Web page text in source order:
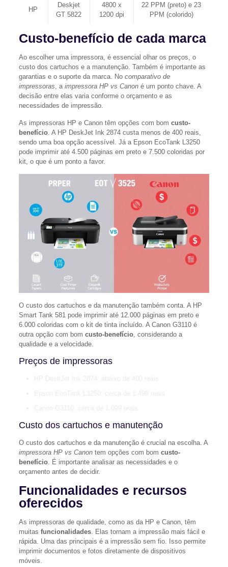
HP
Deskjet
GT 5822
4800 x
1200 dpi
22 PPM (preto) e 23
PPM (colorido)
Custo-benefício de cada marca
Ao escolher uma impressora, é essencial olhar os preços, o
custo dos cartuchos e a manutenção. Também é importante as
garantias e o suporte da marca. No comparativo de
impressoras , a impressora HP vs Canoné um ponto chave. A
decisão entre elas varia conforme o orçamento e as
necessidades de impressão.
As impressoras HP e Canon têm opções com bom custo-
benefício. A HP DeskJet Ink 2874 custa menos de 400 reais,
sendo uma boa opção acessível. Já a Epson EcoTank L3250
pode imprimir até 4.500 páginas em preto e 7.500 coloridas por
kit, o que é um ponto a favor.
O custo dos cartuchos e da manutenção também conta. A HP
Smart Tank 581 pode imprimir até 12.000 páginas em preto e
6.000 coloridas com o kit de tinta incluído. A Canon G3110 é
outra opção com bom custo-benefício, considerando a
qualidade e a velocidade.
Preços de impressoras
Custo dos cartuchos e manutenção
O custo dos cartuchos e da manutenção é crucial na escolha. A
impressora HP vs Canontem opções com bom custo-
benefício. É importante analisar as necessidades e o
orçamento antes de decidir.
Funcionalidades e recursos
oferecidos
As impressoras de qualidade, como as da HP e Canon, têm
muitas funcionalidades. Elas tornam a impressão mais fácil e
rápida. Uma das principais é a impressão sem fio. Isso permite
imprimir documentos e fotos diretamente de dispositivos
móveis.